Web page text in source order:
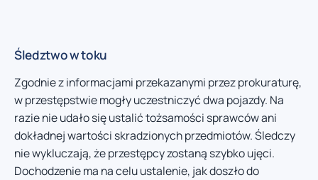
Śledztwo w toku
Zgodnie z informacjami przekazanymi przez prokuraturę,
w przestępstwie mogły uczestniczyć dwa pojazdy. Na
razie nie udało się ustalić tożsamości sprawców ani
dokładnej wartości skradzionych przedmiotów. Śledczy
nie wykluczają, że przestępcy zostaną szybko ujęci.
Dochodzenie ma na celu ustalenie, jak doszło do